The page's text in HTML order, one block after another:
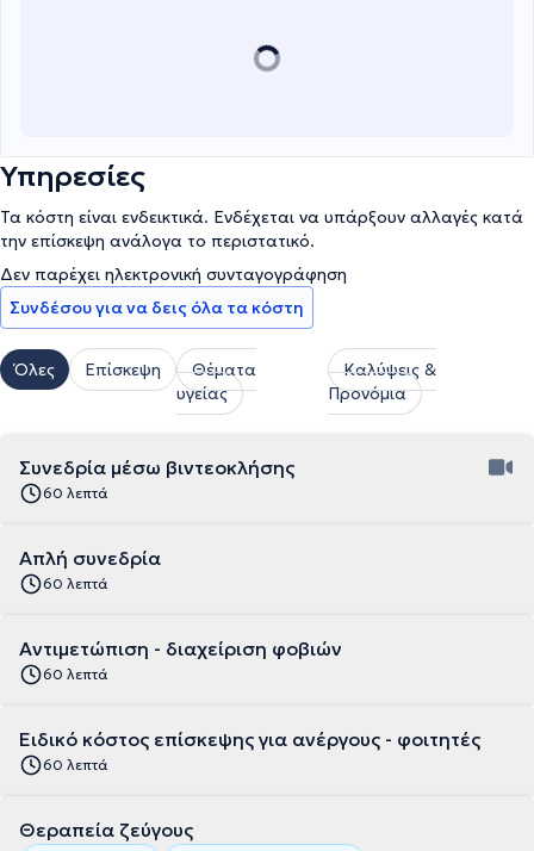
Υπηρεσίες
Τα κόστη είναι ενδεικτικά. Ενδέχεται να υπάρξουν αλλαγές κατά
την επίσκεψη ανάλογα το περιστατικό.
Δεν παρέχει ηλεκτρονική συνταγογράφηση
Συνδέσου για να δεις όλα τα κόστη
Όλες Επίσκεψη
Θέματα
υγείας
Καλύψεις &
Προνόμια
Συνεδρία μέσω βιντεοκλήσης
60 λεπτά
Απλή συνεδρία
60 λεπτά
Αντιμετώπιση - διαχείριση φοβιών
60 λεπτά
Ειδικό κόστος επίσκεψης για ανέργους - φοιτητές
60 λεπτά
Θεραπεία ζεύγους